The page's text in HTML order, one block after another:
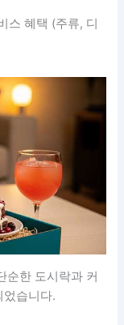
스 혜택 (주류, 디
순한 도시락과 커
었습니다.